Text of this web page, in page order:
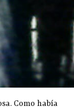
Como había